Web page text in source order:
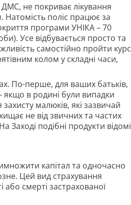
не покриває лікування
Натомість поліс працює за
програми УНІКА – 70
Усе відбувається просто та
самостійно пройти курс
колом у складні часи,
По-перше, для ваших батьків,
якщо в родині були випадки
малюків, які зазвичай
не від звичних та частих
Заході подібні продукти відомі
капітал та одночасно
Цей вид страхування
або смерті застрахованої